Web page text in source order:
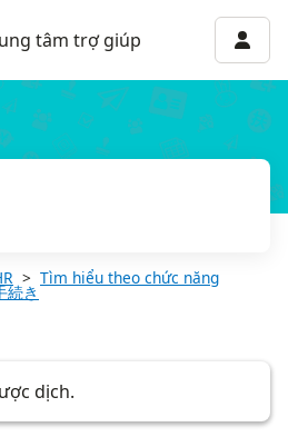
tâm trợ giúp
Tìm hiểu theo chức năng
続き
dịch.